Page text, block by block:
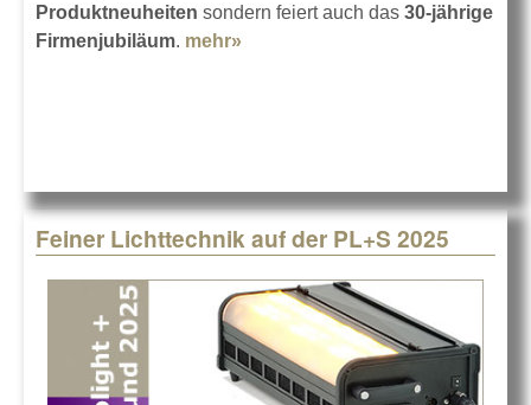
Produktneuheiten sondern feiert auch das 30-jährige
Firmenjubiläum. mehr»
Feiner Lichttechnik auf der PL+S 2025